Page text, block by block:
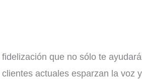
que no sólo te
actuales esparzan la voz y